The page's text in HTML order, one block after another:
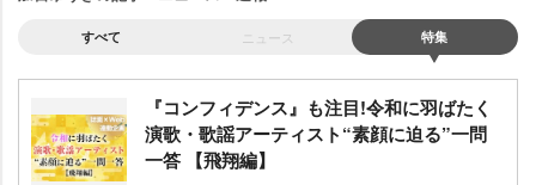
すべて ニュース 特集
『コンフィデンス』も注目!令和に羽ばたく
演歌・歌謡アーティスト“素顔に迫る”一問
一答 【飛翔編】